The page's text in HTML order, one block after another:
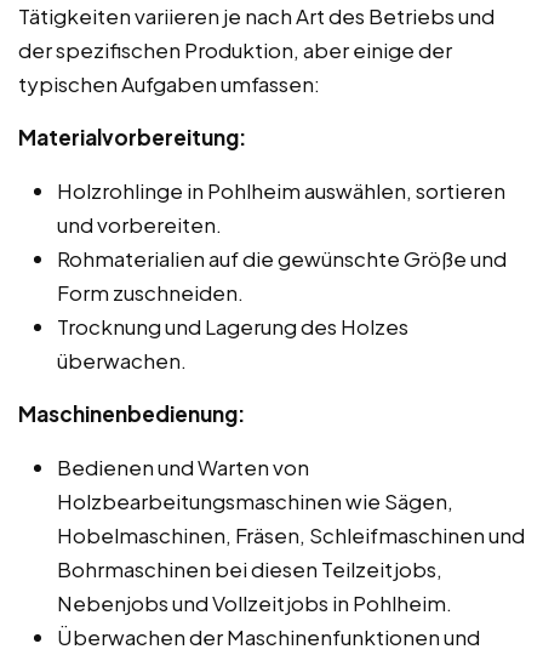
Tätigkeiten variieren je nach Art des Betriebs und
der spezifischen Produktion, aber einige der
typischen Aufgaben umfassen:
Materialvorbereitung:
Holzrohlinge in Pohlheim auswählen, sortieren
und vorbereiten.
Rohmaterialien auf die gewünschte Größe und
Form zuschneiden.
Trocknung und Lagerung des Holzes
überwachen.
Maschinenbedienung:
Bedienen und Warten von
Holzbearbeitungsmaschinen wie Sägen,
Hobelmaschinen, Fräsen, Schleifmaschinen und
Bohrmaschinen bei diesen Teilzeitjobs,
Nebenjobs und Vollzeitjobs in Pohlheim.
Überwachen der Maschinenfunktionen und